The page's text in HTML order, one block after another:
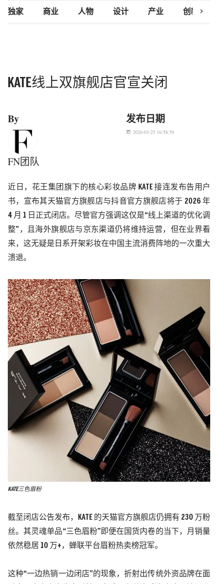
独家 商业 人物 设计 产业 创新研究
chevron_right
KATE线上双旗舰店官宣关闭
By
FN团队
发布日期
today 2026-03-25 16:58:59
近日，花王集团旗下的核心彩妆品牌 KATE 接连发布告用户
书，宣布其天猫官方旗舰店与抖音官方旗舰店将于 2026年
4 月 1 日正式闭店。尽管官方强调这仅是“线上渠道的优化调
整”，且海外旗舰店与京东渠道仍将维持运营，但在业界看
来，这无疑是日系开架彩妆在中国主流消费阵地的一次重大
溃退。
KATE三色眉粉
截至闭店公告发布， KATE 的天猫官方旗舰店仍拥有 230 万粉
丝。其灵魂单品“三色眉粉”即便在国货内卷的当下，月销量
依然稳居 10 万 + ，蝉联平台眉粉热卖榜冠军。
这种“一边热销一边闭店”的现象，折射出传统外资品牌在面